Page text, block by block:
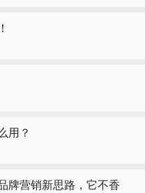
用？
牌营销新思路，它不香